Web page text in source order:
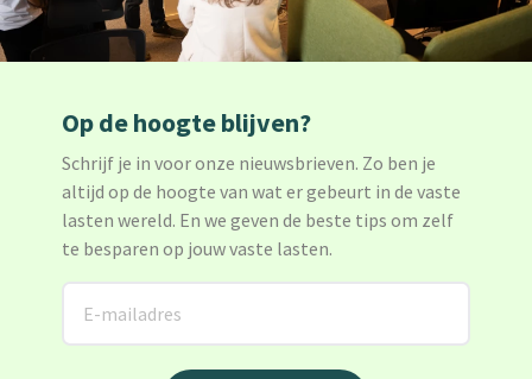
Op de hoogte blijven?
Schrijf je in voor onze nieuwsbrieven. Zo ben je
altijd op de hoogte van wat er gebeurt in de vaste
lasten wereld. En we geven de beste tips om zelf
te besparen op jouw vaste lasten.